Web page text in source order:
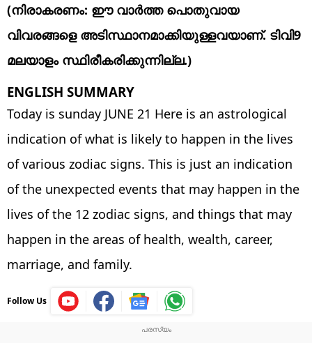
(നിരാകരണം: ഈ വാർത്ത പൊതുവായ
വിവരങ്ങളെ അടിസ്ഥാനമാക്കിയുള്ളവയാണ്. ടിവി9
മലയാളം സ്ഥിരീകരിക്കുന്നില്ല.)
ENGLISH SUMMARY
Today is sunday JUNE 21 Here is an astrological
indication of what is likely to happen in the lives
of various zodiac signs. This is just an indication
of the unexpected events that may happen in the
lives of the 12 zodiac signs, and things that may
happen in the areas of health, wealth, career,
marriage, and family.
Follow Us